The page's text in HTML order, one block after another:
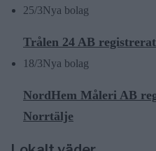
25/3Nya bolag
Trålen 24 AB registrerat
18/3Nya bolag
NordHem Måleri AB
Norrtälje